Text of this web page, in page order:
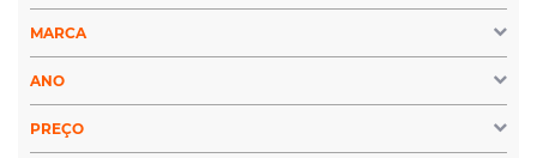
MARCA
ANO
PREÇO